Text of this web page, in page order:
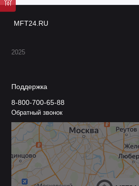
MFT24.RU
2025
Поддержка
8-800-700-65-88
Обратный звонок